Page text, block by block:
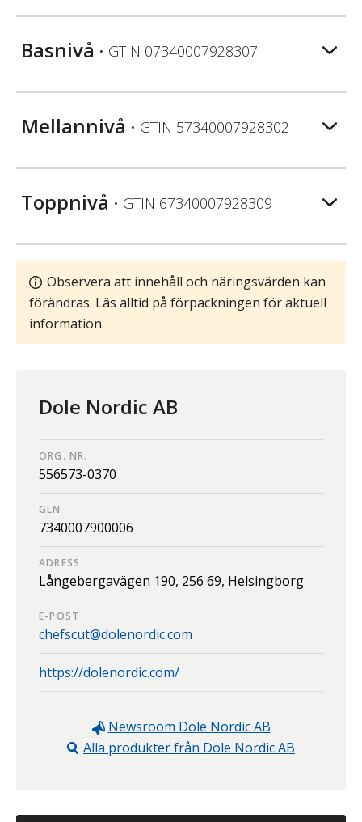
Basnivå • GTIN 07340007928307
Mellannivå • GTIN 57340007928302
Toppnivå • GTIN 67340007928309
Observera att innehåll och näringsvärden kan
förändras. Läs alltid på förpackningen för aktuell
information.
Dole Nordic AB
ORG. NR.
556573-0370
GLN
7340007900006
ADRESS
Långebergavägen 190, 256 69, Helsingborg
E-POST
chefscut@dolenordic.com
https://dolenordic.com/
Newsroom Dole Nordic AB
Alla produkter från Dole Nordic AB